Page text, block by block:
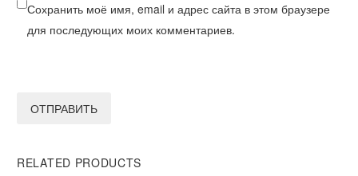
Сохранить моё имя, email и адрес сайта в этом браузере
для последующих моих комментариев.
ОТПРАВИТЬ
RELATED PRODUCTS